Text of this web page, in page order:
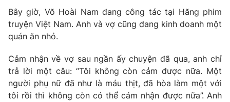
Bây giờ, Võ Hoài Nam đang công tác tại Hãng phim
truyện Việt Nam. Anh và vợ cũng đang kinh doanh một
quán ăn nhỏ.
Cảm nhận về vợ sau ngần ấy chuyện đã qua, anh chỉ
trả lời một câu: “Tôi không còn cảm được nữa. Một
người phụ nữ đã như là máu thịt, đã hòa làm một với
tôi rồi thì không còn có thể cảm nhận được nữa”. Anh